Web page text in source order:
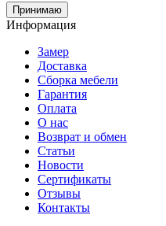
Принимаю
Информация
Замер
Доставка
Сборка мебели
Гарантия
Оплата
О нас
Возврат и обмен
Статьи
Новости
Сертификаты
Отзывы
Контакты